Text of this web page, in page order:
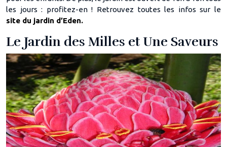
les jours : profitez-en ! Retrouvez toutes les infos sur le
site du jardin d’Eden.
Le Jardin des Milles et Une Saveurs